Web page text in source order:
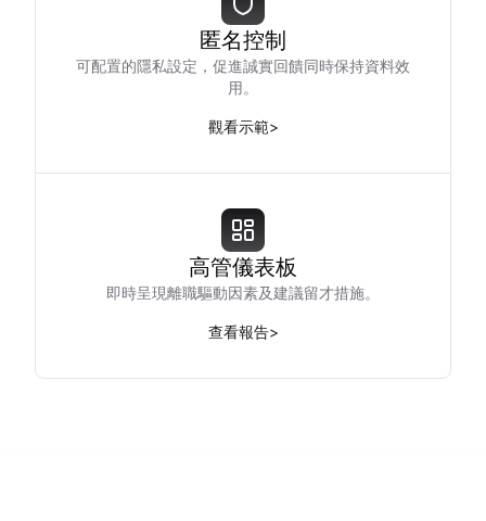
匿名控制
可配置的隱私設定，促進誠實回饋同時保持資料效
用。
觀看示範>
高管儀表板
即時呈現離職驅動因素及建議留才措施。
查看報告>